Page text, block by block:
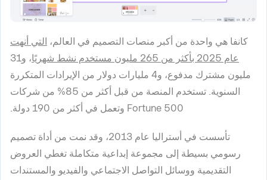
كانفا هي واحدة من أكبر منصات التصميم في العالم، التي أنهت
عام 2025 بأكثر من 265 مليون مستخدم نشط شهريًا
، و31
مليون مشترك مدفوع، و4 مليارات دولار من الإيرادات المتكررة
السنوية. تستخدم المنصة من قبل أكثر من 85% من شركات
Fortune 500 وتعمل في أكثر من 190 دولة.
تأسست في أستراليا عام 2013، وقد نمت من أداة تصميم
رسومي بسيطة إلى مجموعة إبداعية متكاملة تغطي العروض
التقديمية ووسائل التواصل الاجتماعي والفيديو والمستندات